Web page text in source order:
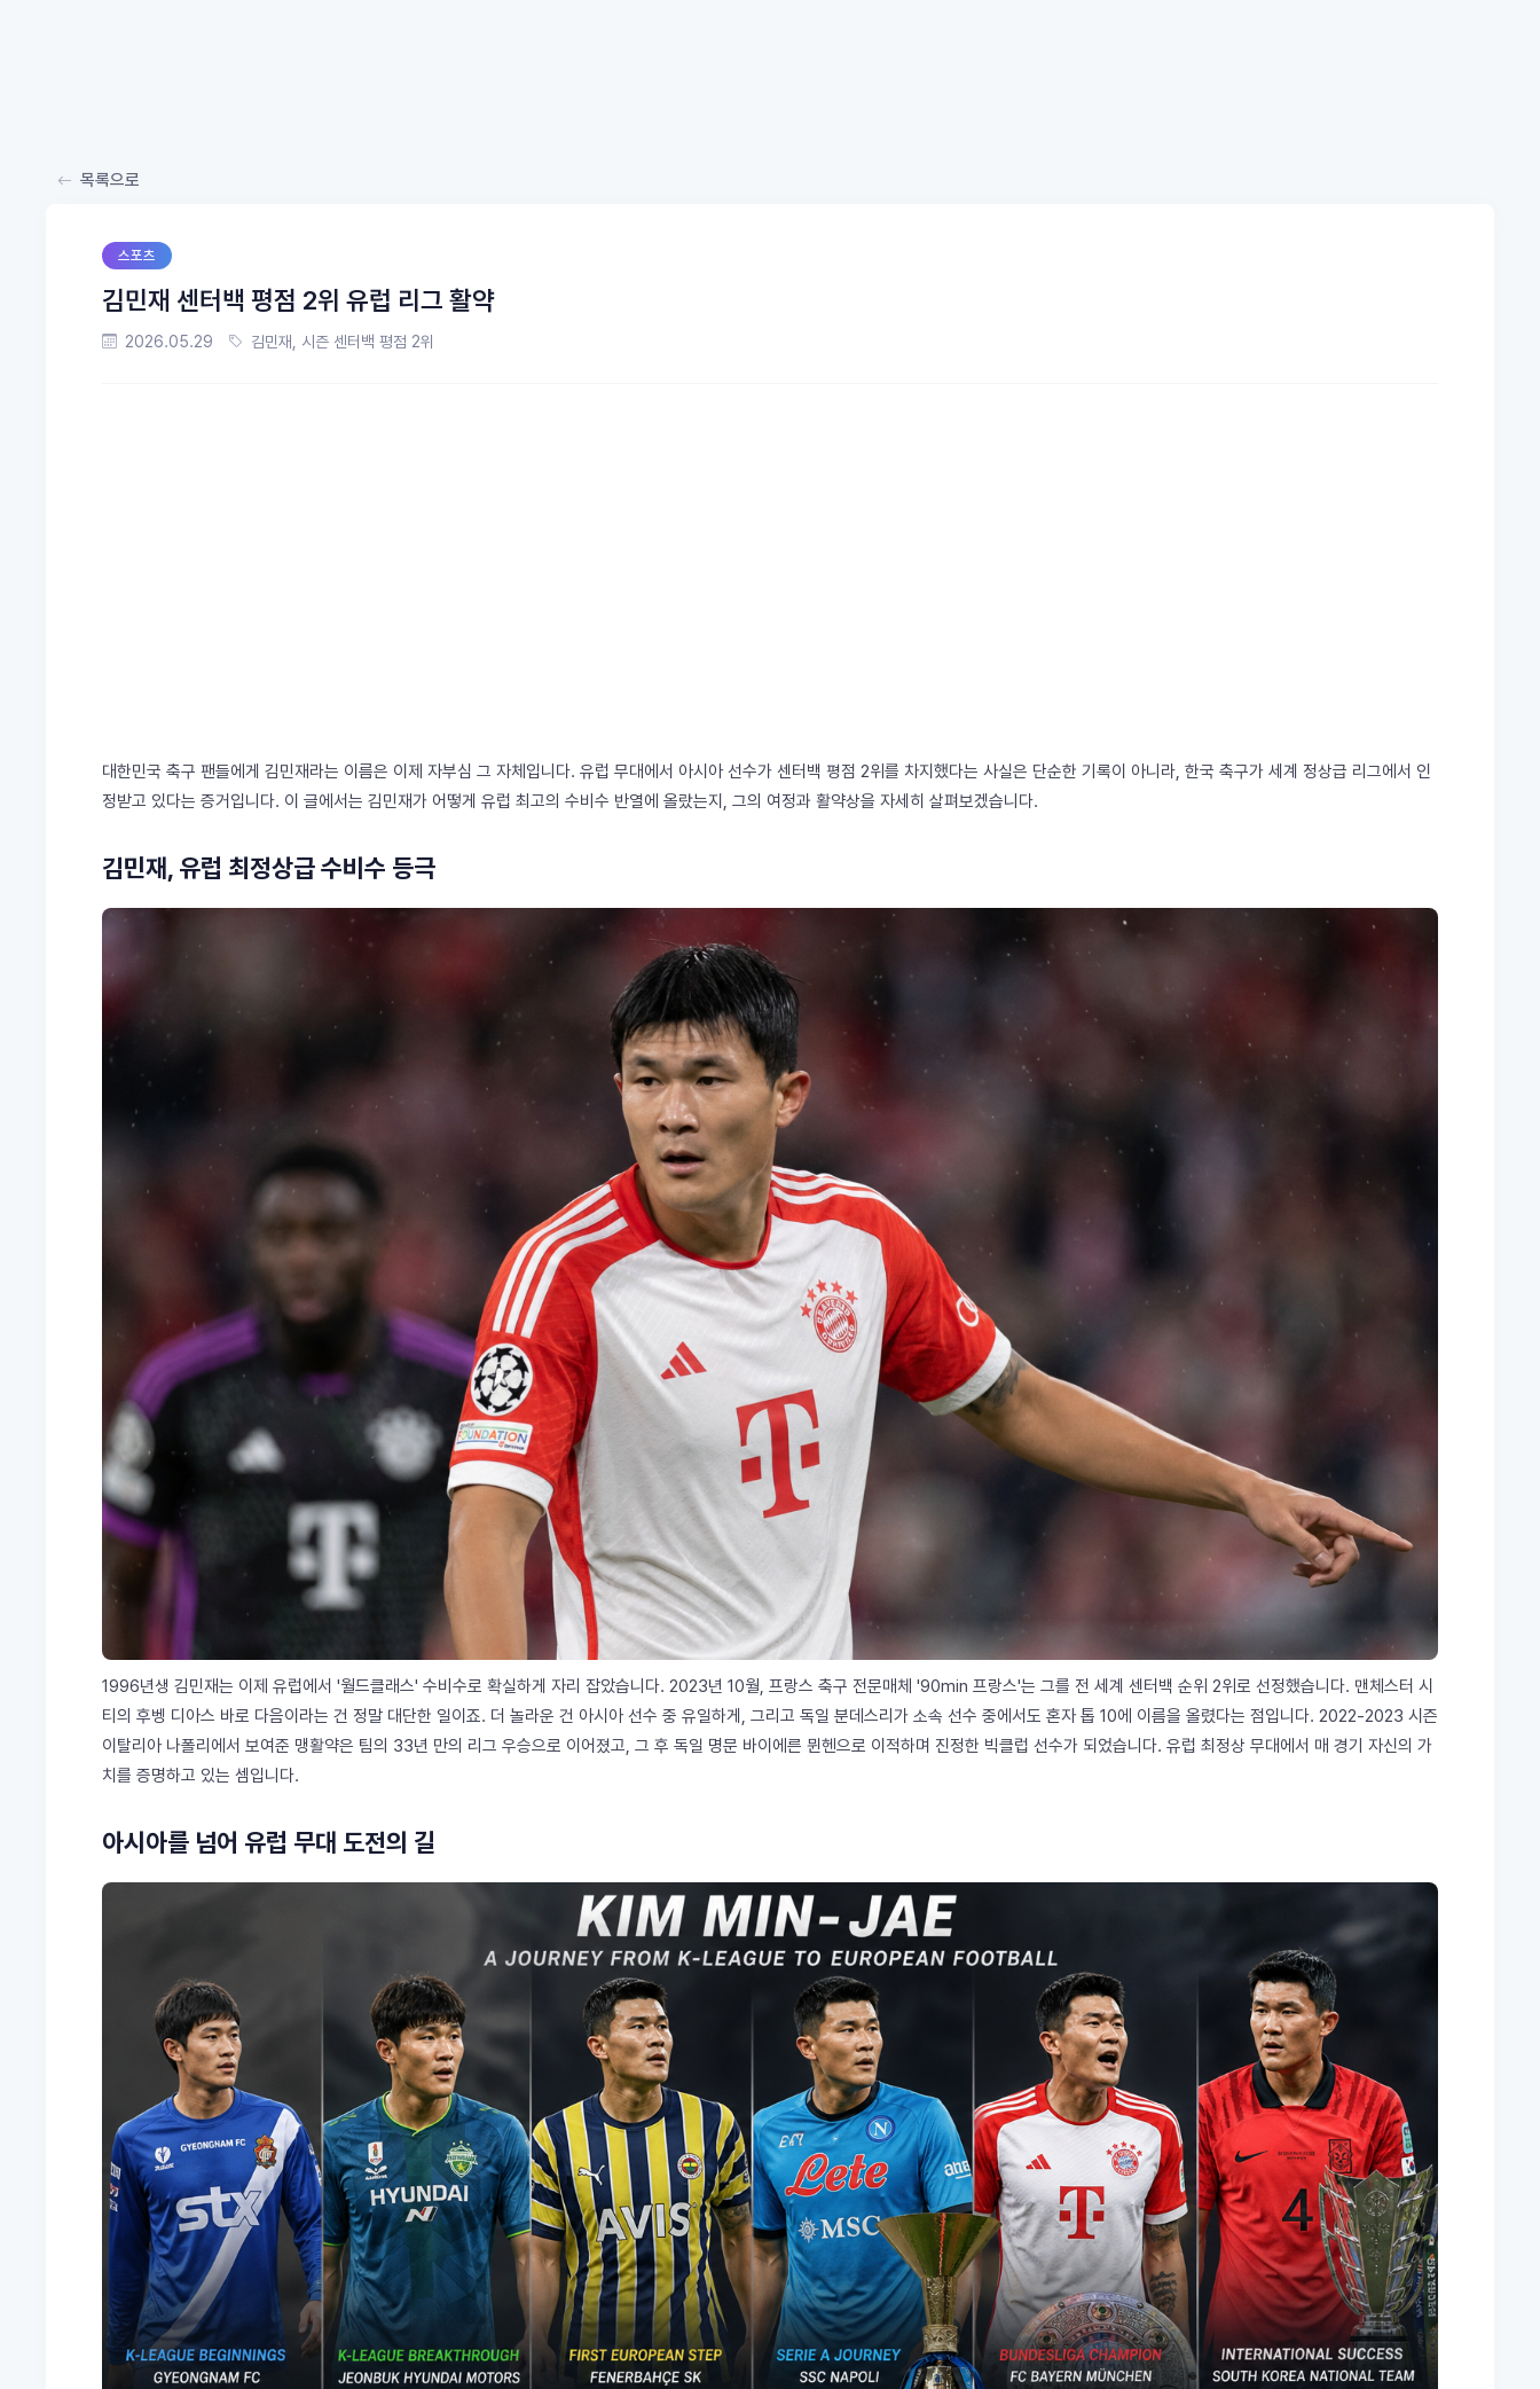
목록으로
스포츠
김민재 센터백 평점 2위 유럽 리그 활약
2026.05.29 김민재, 시즌 센터백 평점 2위
대한민국 축구 팬들에게 김민재라는 이름은 이제 자부심 그 자체입니다. 유럽 무대에서 아시아 선수가 센터백 평점 2위를 차지했다는 사실은 단순한 기록이 아니라, 한국 축구가 세계 정상급 리그에서 인
정받고 있다는 증거입니다. 이 글에서는 김민재가 어떻게 유럽 최고의 수비수 반열에 올랐는지, 그의 여정과 활약상을 자세히 살펴보겠습니다.
김민재, 유럽 최정상급 수비수 등극
1996년생 김민재는 이제 유럽에서 '월드클래스' 수비수로 확실하게 자리 잡았습니다. 2023년 10월, 프랑스 축구 전문매체 '90min 프랑스'는 그를 전 세계 센터백 순위 2위로 선정했습니다. 맨체스터 시
티의 후벵 디아스 바로 다음이라는 건 정말 대단한 일이죠. 더 놀라운 건 아시아 선수 중 유일하게, 그리고 독일 분데스리가 소속 선수 중에서도 혼자 톱 10에 이름을 올렸다는 점입니다. 2022-2023 시즌
이탈리아 나폴리에서 보여준 맹활약은 팀의 33년 만의 리그 우승으로 이어졌고, 그 후 독일 명문 바이에른 뮌헨으로 이적하며 진정한 빅클럽 선수가 되었습니다. 유럽 최정상 무대에서 매 경기 자신의 가
치를 증명하고 있는 셈입니다.
아시아를 넘어 유럽 무대 도전의 길